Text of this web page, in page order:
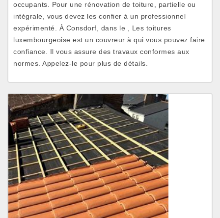
occupants. Pour une rénovation de toiture, partielle ou
intégrale, vous devez les confier à un professionnel
expérimenté. À Consdorf, dans le , Les toitures
luxembourgeoise est un couvreur à qui vous pouvez faire
confiance. Il vous assure des travaux conformes aux
normes. Appelez-le pour plus de détails.